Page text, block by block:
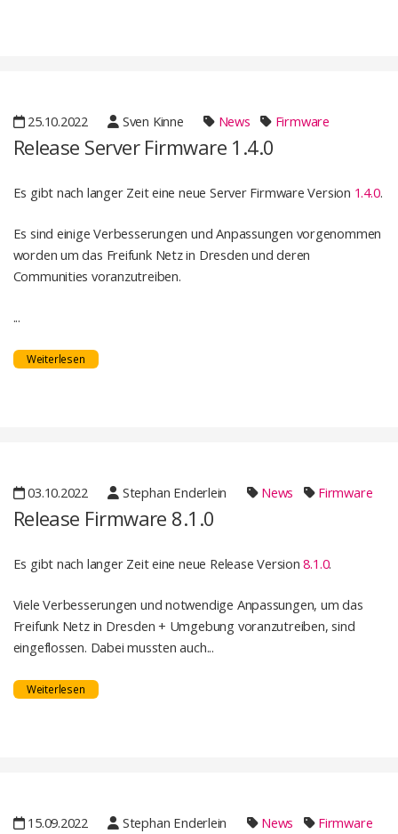
25.10.2022 Sven Kinne News Firmware
Release Server Firmware 1.4.0
Es gibt nach langer Zeit eine neue Server Firmware Version 1.4.0.
Es sind einige Verbesserungen und Anpassungen vorgenommen
worden um das Freifunk Netz in Dresden und deren
Communities voranzutreiben.
...
Weiterlesen
03.10.2022 Stephan Enderlein News Firmware
Release Firmware 8.1.0
Es gibt nach langer Zeit eine neue Release Version8.1.0.
Viele Verbesserungen und notwendige Anpassungen, um das
Freifunk Netz in Dresden + Umgebung voranzutreiben, sind
eingeflossen. Dabei mussten auch...
Weiterlesen
15.09.2022 Stephan Enderlein News Firmware